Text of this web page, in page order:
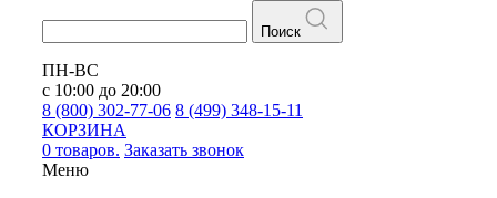
Поиск
ПН-ВС
с 10:00 до 20:00
8 (800) 302-77-06 8 (499) 348-15-11
КОРЗИНА
0 товаров. Заказать звонок
Меню